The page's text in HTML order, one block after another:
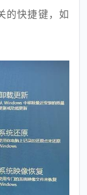
的快捷键，如